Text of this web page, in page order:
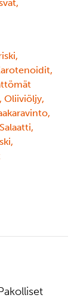
,
,
,
, Oliiviöljy,
,
Salaatti,
,